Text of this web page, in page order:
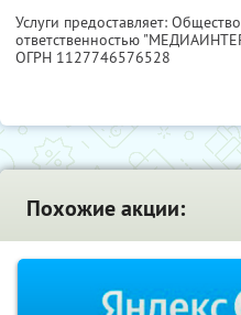
Услуги предоставляет:
ответственностью
ОГРН 1127746576528
Похожие акции: